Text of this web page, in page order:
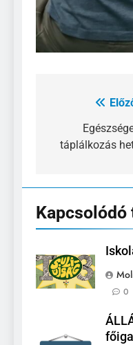
Bejegyzés
navigáció
táplálkozás
Kapcsolódó
0